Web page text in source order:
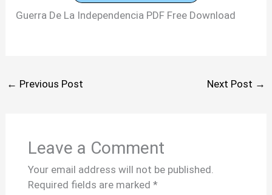
Guerra De La Independencia PDF Free Download
← Previous Post Next Post →
Leave a Comment
Your email address will not be published.
Required fields are marked *